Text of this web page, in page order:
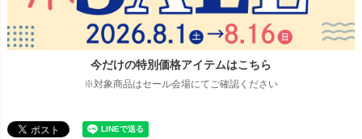
今だけの特別価格アイテムはこちら
※対象商品はセール会場にてご確認ください